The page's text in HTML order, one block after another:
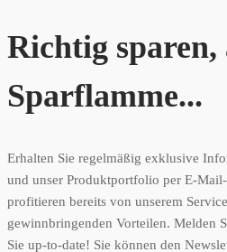
Richtig sparen,
Sparflamme...
Erhalten Sie regelmäßig exklusive
und unser Produktportfolio per E-
profitieren bereits von unserem
gewinnbringenden Vorteilen. Melden
Sie up-to-date! Sie können den